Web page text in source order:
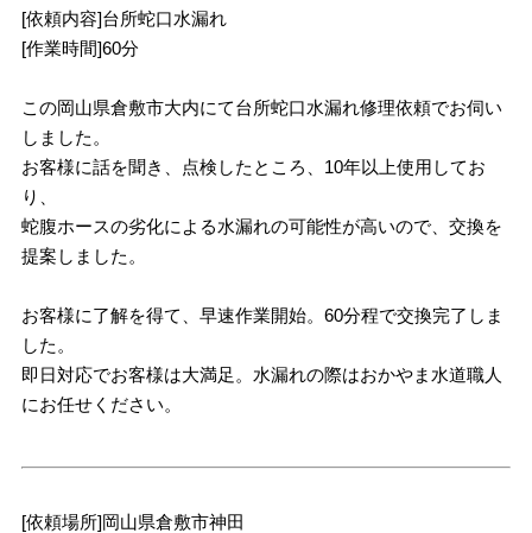
[依頼内容]台所蛇口水漏れ
[作業時間]60分
この岡山県倉敷市大内にて台所蛇口水漏れ修理依頼でお伺い
しました。
お客様に話を聞き、点検したところ、10年以上使用してお
り、
蛇腹ホースの劣化による水漏れの可能性が高いので、交換を
提案しました。
お客様に了解を得て、早速作業開始。60分程で交換完了しま
した。
即日対応でお客様は大満足。水漏れの際はおかやま水道職人
にお任せください。
[依頼場所]岡山県倉敷市神田